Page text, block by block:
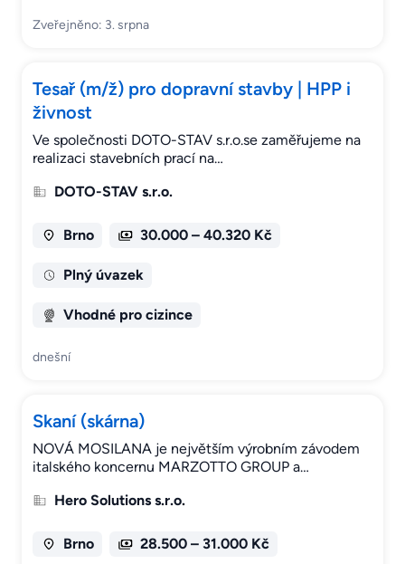
Zveřejněno: 3. srpna
Tesař (m/ž) pro dopravní stavby | HPP i
živnost
Ve společnosti DOTO-STAV s.r.o.se zaměřujeme na
realizaci stavebních prací na…
DOTO-STAV s.r.o.
Brno 30.000 – 40.320 Kč
Plný úvazek
Vhodné pro cizince
dnešní
Skaní (skárna)
NOVÁ MOSILANA je největším výrobním závodem
italského koncernu MARZOTTO GROUP a…
Hero Solutions s.r.o.
Brno 28.500 – 31.000 Kč